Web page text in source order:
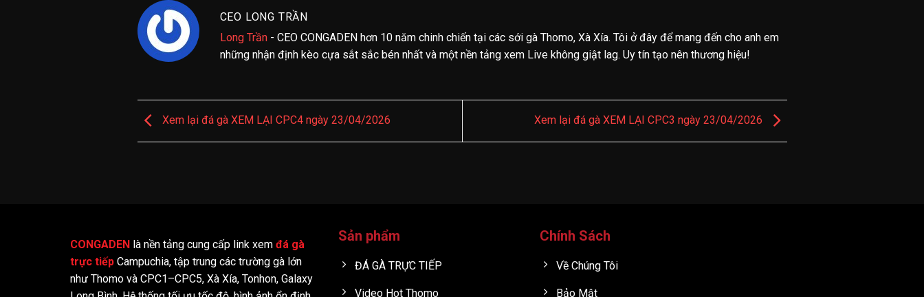
CEO LONG TRẦN
Long Trần- CEO CONGADEN hơn 10 năm chinh chiến tại các sới gà Thomo, Xà Xía. Tôi ở đây để mang đến cho anh em
những nhận định kèo cựa sắt sắc bén nhất và một nền tảng xem Live không giật lag. Uy tín tạo nên thương hiệu!
Xem lại đá gà XEM LẠI CPC4 ngày 23/04/2026 Xem lại đá gà XEM LẠI CPC3 ngày 23/04/2026
CONGADEN là nền tảng cung cấp link xem đá gà
trực tiếp Campuchia, tập trung các trường gà lớn
như Thomo và CPC1–CPC5, Xà Xía, Tonhon, Galaxy
Sản phẩm
ĐÁ GÀ TRỰC TIẾP
Video Hot Thomo
Chính Sách
Về Chúng Tôi
Bảo Mật